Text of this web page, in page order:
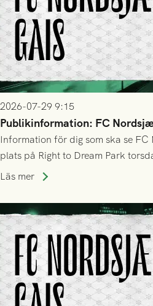
2026-07-29 9:15
Publikinformation: FC
Information för dig som ska se
plats på Right to Dream Park
Läs mer